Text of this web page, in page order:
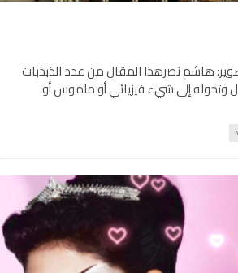
هاشم نصرهذا المقال من عدد الذبذبات
وتحوله إﻟﻰ ﺷﻲء ﻓﯾزﯾﺎﺋﻲ أو ملموس أو